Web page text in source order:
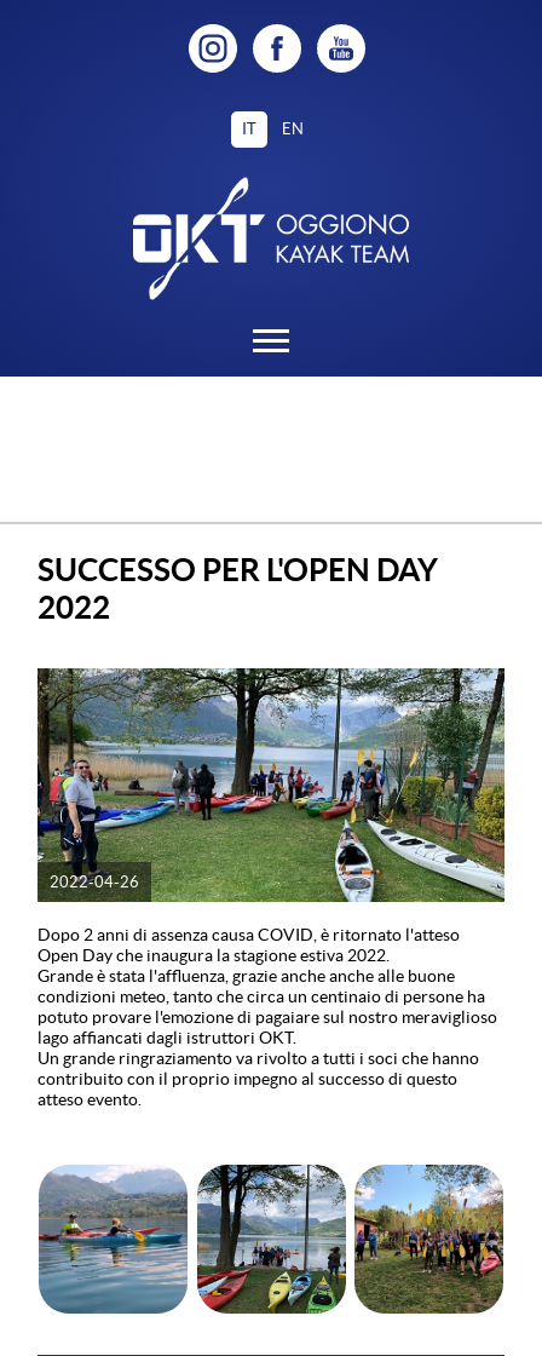
IT EN
SUCCESSO PER L'OPEN DAY
2022
2022-04-26
Dopo 2 anni di assenza causa COVID, è ritornato l'atteso
Open Day che inaugura la stagione estiva 2022.
Grande è stata l'affluenza, grazie anche anche alle buone
condizioni meteo, tanto che circa un centinaio di persone ha
potuto provare l'emozione di pagaiare sul nostro meraviglioso
lago affiancati dagli istruttori OKT.
Un grande ringraziamento va rivolto a tutti i soci che hanno
contribuito con il proprio impegno al successo di questo
atteso evento.